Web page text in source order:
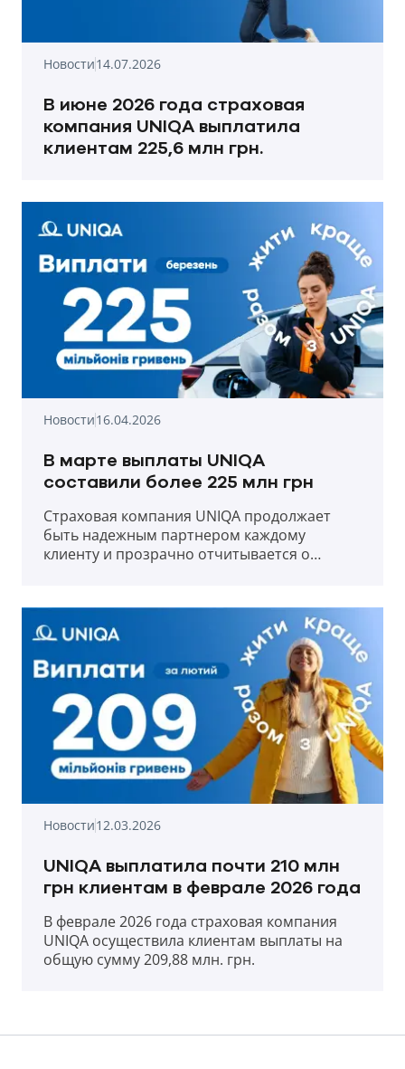
Новости14.07.2026
В июне 2026 года страховая
компания UNIQA выплатила
клиентам 225,6 млн грн.
Новости16.04.2026
В марте выплаты UNIQA
составили более 225 млн грн
Страховая компания UNIQA продолжает
быть надежным партнером каждому
клиенту и прозрачно отчитывается о
Новости12.03.2026
UNIQA выплатила почти 210 млн
грн клиентам в феврале 2026 года
В феврале 2026 года страховая компания
UNIQA осуществила клиентам выплаты на
общую сумму 209,88 млн. грн.